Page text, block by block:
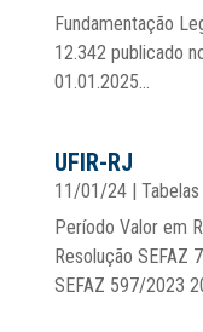
Fundamentação
12.342 publicado
01.01.2025...
UFIR-RJ
11/01/24| Tabelas
Período Valor em
Resolução SEFAZ
SEFAZ 597/2023